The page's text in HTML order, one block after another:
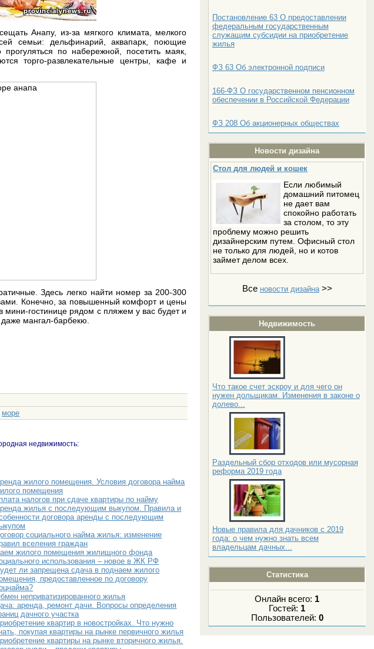
Постановление 63 О предоставлении
федеральным государственным
служащим субсидии на приобретение
жилья
ФЗ 63 Об электронной подписи
166-ФЗ О государственном пенсионном
обеспечении в Российской Федерации
ФЗ 208 Об акционерных обществах
Новости дизайна
Стол для людей и кошек
Если любимый
домашний питомец
не дает вам
спокойно работать
за столом, то эту
проблему можно решить
дизайнерским путем. Офисный стол
не только для людей, но и котов
займет делом всех.
Все новости дизайна>>
Недвижимость
Что такое счет эскроу и для чего он
нужен дольщикам. Изменения в законе о
долево...
Раздельный сбор отходов или мусорная
реформа 2019 года
Новые правила для дачников с 2019
года: о чем нужно знать всем
владельцам дачных...
Статистика
Онлайн всего: 1
Гостей: 1
Пользователей: 0
Анапу, из-за мягкого климата, мелкого
семьи: дельфинарий, аквапарк, поющие
по набережной, посетить маяк,
торго-развлекательные центры, кафе и
Здесь легко найти номер за 200-300
Конечно, за повышенный комфорт и цены
гостинице рядом с пляжем у вас будет и
мангал-барбекю.
море
недвижимость:
жилого помещения. Условия договора найма
помещения
налогов при сдаче квартиры по найму
жилья с последующим выкупом. Правила и
договора аренды с последующим
социального найма жилья: изменение
вселения граждан
жилого помещения жилищного фонда
использования – новое в ЖК РФ
ли запрещена сдача в поднаем жилого
предоставленное по договору
неприватизированного жилья
аренда, ремонт дачи. Вопросы определения
дачного участка
квартир в новостройках. Что нужно
покупая квартиры на рынке первичного жилья
квартиры на рынке вторичного жилья.